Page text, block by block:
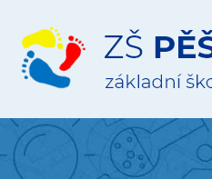
ZŠ
Pěší